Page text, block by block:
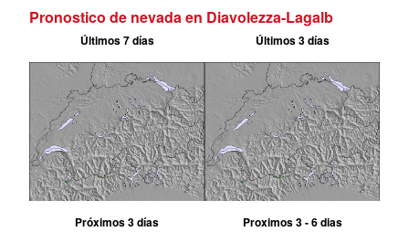
Pronostico de nevada en Diavolezza-Lagalb
Últimos 7 días Últimos 3 días
Próximos 3 días Proximos 3 - 6 dias